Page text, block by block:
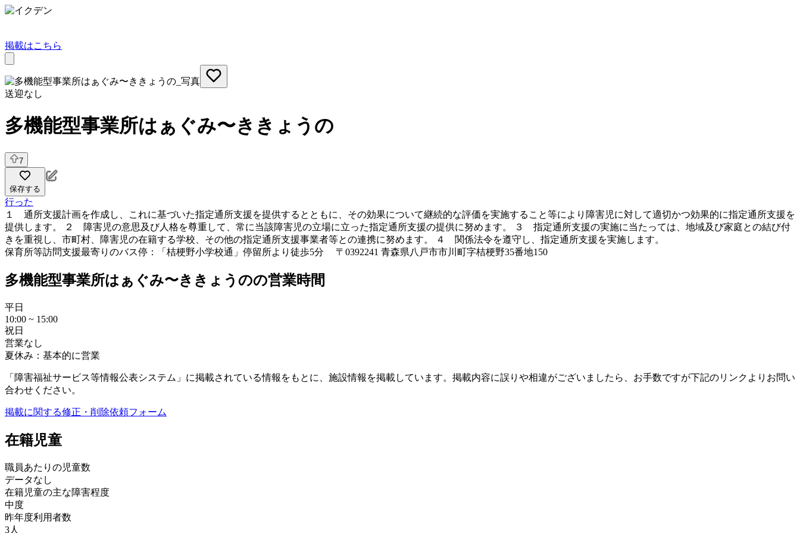
掲載はこちら
送迎なし
多機能型事業所はぁぐみ〜ききょうの
7
保存する
行った
１ 通所支援計画を作成し、これに基づいた指定通所支援を提供するとともに、その効果について継続的な評価を実施すること等により障害児に対して適切かつ効果的に指定通所支援を
提供します。 ２ 障害児の意思及び人格を尊重して、常に当該障害児の立場に立った指定通所支援の提供に努めます。 ３ 指定通所支援の実施に当たっては、地域及び家庭との結び付
きを重視し、市町村、障害児の在籍する学校、その他の指定通所支援事業者等との連携に努めます。 ４ 関係法令を遵守し、指定通所支援を実施します。
保育所等訪問支援最寄りのバス停：「桔梗野小学校通」停留所より徒歩5分 〒0392241 青森県八戸市市川町字桔梗野35番地150
多機能型事業所はぁぐみ〜ききょうのの営業時間
平日
10:00 ~ 15:00
祝日
営業なし
夏休み：基本的に営業
「障害福祉サービス等情報公表システム」に掲載されている情報をもとに、施設情報を掲載しています。掲載内容に誤りや相違がございましたら、お手数ですが下記のリンクよりお問い
合わせください。
掲載に関する修正・削除依頼フォーム
在籍児童
職員あたりの児童数
データなし
在籍児童の主な障害程度
中度
昨年度利用者数
3人